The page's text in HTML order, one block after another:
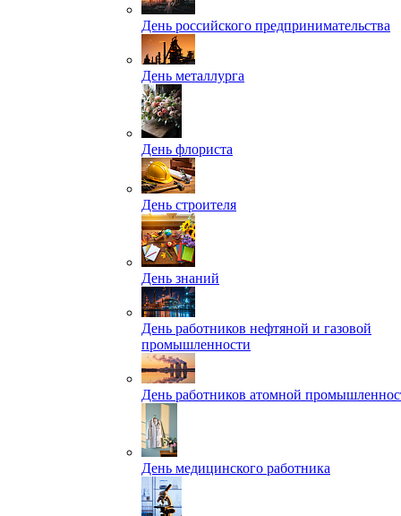
День российского предпринимательства
День металлурга
День флориста
День строителя
День знаний
День работников нефтяной и газовой
промышленности
День работников атомной
День медицинского работника